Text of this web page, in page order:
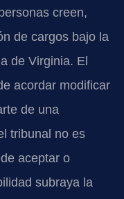
creen,
de cargos bajo la
de Virginia. El
acordar modificar
de una
tribunal no es
aceptar o
subraya la